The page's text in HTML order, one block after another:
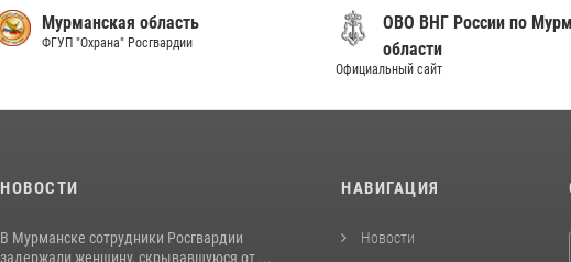
Мурманская область
ФГУП "Охрана" Росгвардии
ОВО ВНГ России по
области
Официальный сайт
НОВОСТИ
В Мурманске сотрудники Росгвардии
задержали женщину, скрывавшуюся от ...
НАВИГАЦИЯ
Новости